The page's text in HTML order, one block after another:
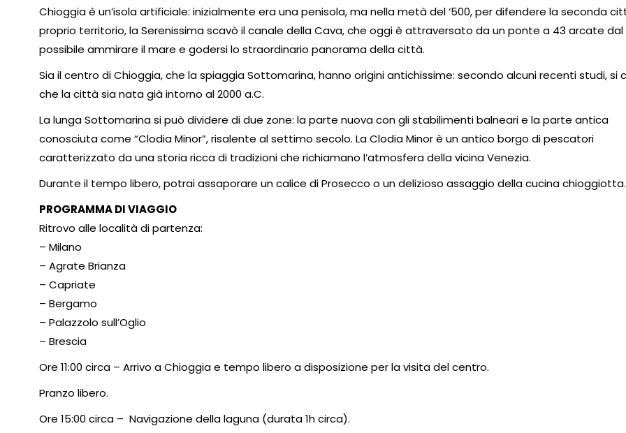
Chioggia è un’isola artificiale: inizialmente era una penisola, ma nella metà del ‘500, per difendere la seconda
proprio territorio, la Serenissima scavò il canale della Cava, che oggi è attraversato da un ponte a 43 arcate
possibile ammirare il mare e godersi lo straordinario panorama della città.
Sia il centro di Chioggia, che la spiaggia Sottomarina, hanno origini antichissime: secondo alcuni recenti studi, si
che la città sia nata già intorno al 2000 a.C.
La lunga Sottomarina si può dividere di due zone: la parte nuova con gli stabilimenti balneari e la parte antica
conosciuta come “Clodia Minor”, risalente al settimo secolo. La Clodia Minor è un antico borgo di pescatori
caratterizzato da una storia ricca di tradizioni che richiamano l’atmosfera della vicina Venezia.
Durante il tempo libero, potrai assaporare un calice di Prosecco o un delizioso assaggio della cucina chioggiotta.
PROGRAMMA DI VIAGGIO
Ritrovo alle località di partenza:
– Milano
– Agrate Brianza
– Capriate
– Bergamo
– Palazzolo sull’Oglio
– Brescia
Ore 11:00 circa – Arrivo a Chioggia e tempo libero a disposizione per la visita del centro.
Pranzo libero.
Ore 15:00 circa – Navigazione della laguna (durata 1h circa).